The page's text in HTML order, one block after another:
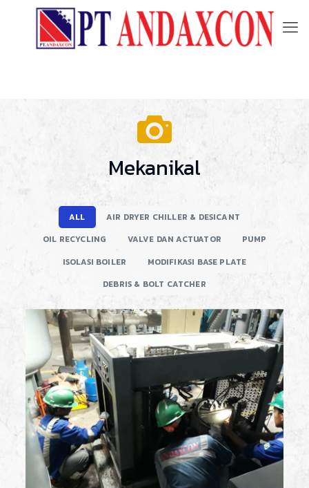
Mekanikal
ALL
AIR DRYER CHILLER & DESICANT
OIL RECYCLING
VALVE DAN ACTUATOR
PUMP
ISOLASI BOILER
MODIFIKASI BASE PLATE
DEBRIS & BOLT CATCHER